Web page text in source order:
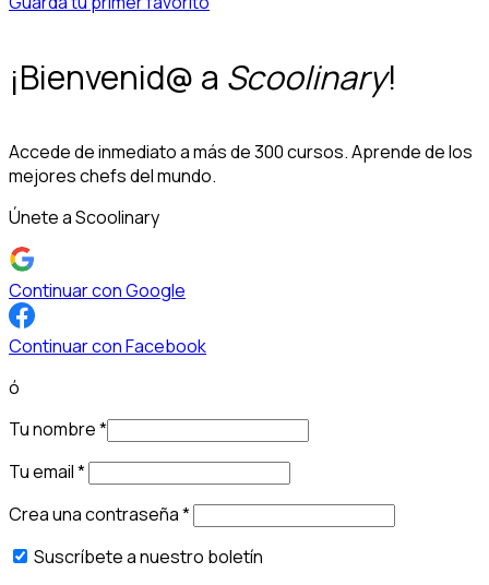
¡Bienvenid@ a Scoolinary!
Accede de inmediato a más de 300 cursos. Aprende de los
mejores chefs del mundo.
Únete a Scoolinary
Continuar con Google
Continuar con Facebook
ó
Tu nombre*
Tu email*
Crea una contraseña*
Suscríbete a nuestro boletín